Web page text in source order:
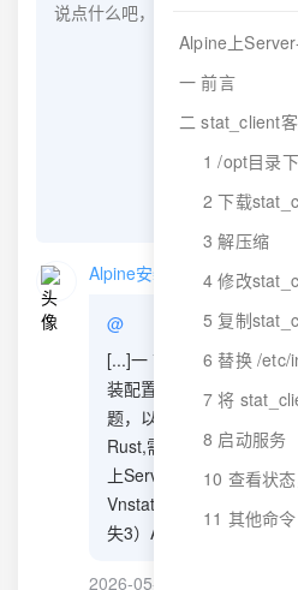
Alpine上
一 前言
二 stat_client
1 /opt目录
2 下载
3 解压缩
4 修改
6 替换 /etc/
7 将
8 启动服务
10 查看状
11 其他命令
@
[...]一 前言之前介绍了
装配置、采用Vnstat来防
题，以及如何在LiNUX
Rust,需要的可以访问之
上Server-Rust的手动安
Vnstat统计VPS流量，避
失3）Alpine上Server-
2026-05-17